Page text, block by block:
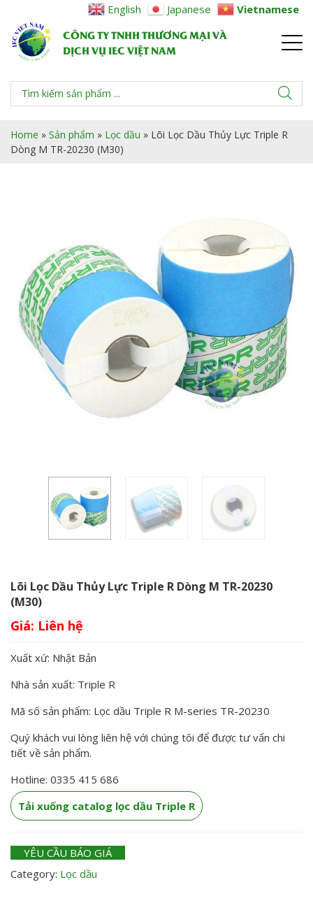
CÔNG TY TNHH THƯƠNG MẠI VÀ
DỊCH VỤ IEC VIỆT NAM
Home » Sản phẩm » Lọc dầu » Lõi Lọc Dầu Thủy Lực Triple R
Dòng M TR-20230 (M30)
Lõi Lọc Dầu Thủy Lực Triple R Dòng M TR-20230
(M30)
Giá:
Xuất xứ: Nhật Bản
Nhà sản xuất: Triple R
Mã số sản phẩm: Lọc dầu Triple R M-series TR-20230
Quý khách vui lòng liên hệ với chúng tôi để được tư vấn chi
tiết về sản phẩm.
Hotline: 0335 415 686
Tải xuống catalog lọc dầu Triple R
YÊU CẦU BÁO GIÁ
Category: Lọc dầu
English Japanese Vietnamese